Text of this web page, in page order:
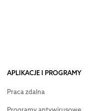
APLIKACJE I PROGRAMY
Praca zdalna